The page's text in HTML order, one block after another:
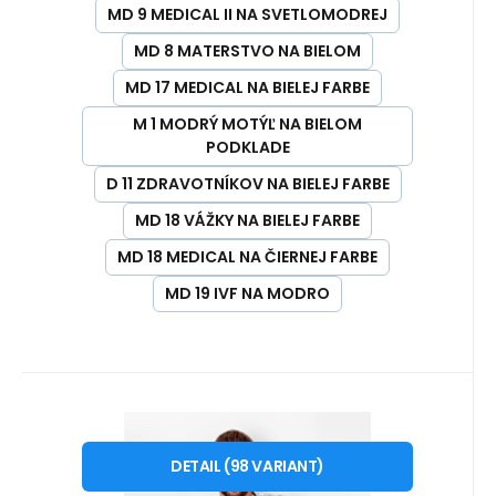
MD 9 MEDICAL II NA SVETLOMODREJ
MD 8 MATERSTVO NA BIELOM
MD 17 MEDICAL NA BIELEJ FARBE
M 1 MODRÝ MOTÝĽ NA BIELOM
PODKLADE
D 11 ZDRAVOTNÍKOV NA BIELEJ FARBE
MD 18 VÁŽKY NA BIELEJ FARBE
MD 18 MEDICAL NA ČIERNEJ FARBE
MD 19 IVF NA MODRO
Blúzka MEN PREMIUM so vzorom
Veterina
HKR-M-BS-SP-V
od52.80EUR
Na sklade u dodávateľa
-SELECT-
VT 9 HORSES
DETAIL (98VARIANT)
Pánska lekárska blúzka